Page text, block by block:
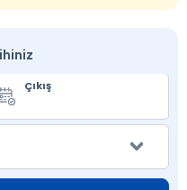
Çıkış